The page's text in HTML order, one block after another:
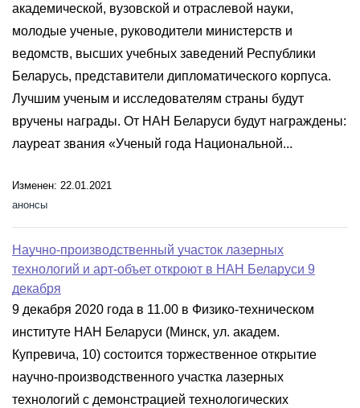
академической, вузовской и отраслевой науки,
молодые ученые, руководители министерств и
ведомств, высших учебных заведений Республики
Беларусь, представители дипломатического корпуса.
Лучшим ученым и исследователям страны будут
вручены награды. От НАН Беларуси будут награждены:
лауреат звания «Ученый года Национальной...
Изменен: 22.01.2021
анонсы
Научно-производственный участок лазерных
технологий и арт-объет откроют в НАН Беларуси 9
декабря
9 декабря 2020 года в 11.00 в Физико-техническом
институте НАН Беларуси (Минск, ул. академ.
Купревича, 10) состоится торжественное открытие
научно-производственного участка лазерных
технологий с демонстрацией технологических